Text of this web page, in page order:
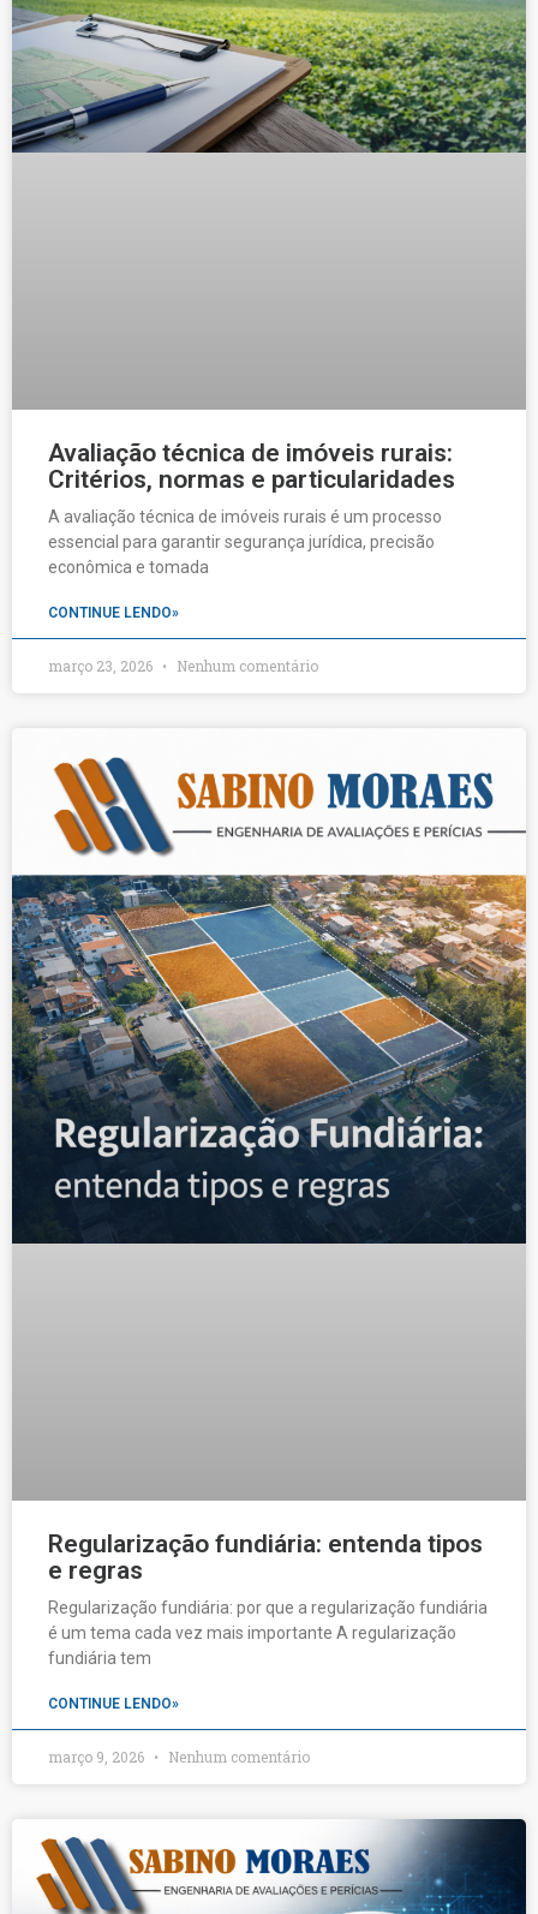
Avaliação técnica de imóveis rurais:
Critérios, normas e particularidades
A avaliação técnica de imóveis rurais é um processo
essencial para garantir segurança jurídica, precisão
econômica e tomada
CONTINUE LENDO»
março 23, 2026 Nenhum comentário
Regularização fundiária: entenda tipos
e regras
Regularização fundiária: por que a regularização fundiária
é um tema cada vez mais importante A regularização
fundiária tem
CONTINUE LENDO»
março 9, 2026 Nenhum comentário